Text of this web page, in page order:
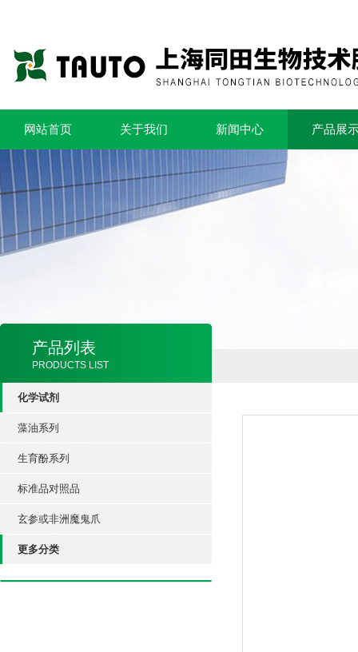
网站首页 关于我们 新闻中心 产品展
产品列表
PRODUCTS LIST
化学试剂
藻油系列
生育酚系列
标准品对照品
玄参或非洲魔鬼爪
更多分类